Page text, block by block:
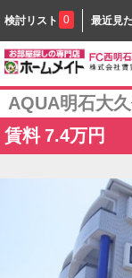
検討リスト 0 最近見
AQUA明石大
賃料 7.4万円